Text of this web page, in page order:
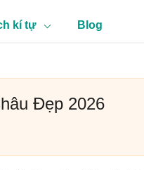
kí tự Blog
Đẹp 2026